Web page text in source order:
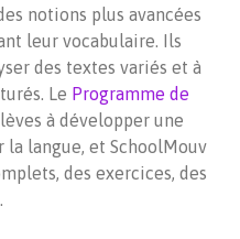
notions plus avancées
leur vocabulaire. Ils
des textes variés et à
Le Programme de
à développer une
langue, et SchoolMouv
des exercices, des